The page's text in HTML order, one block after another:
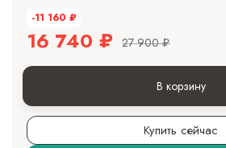
-11 160 ₽
16 740 ₽ 27 900 ₽
В корзину
Купить сейчас